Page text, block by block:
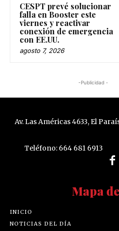
CESPT prevé solucionar
falla en Booster este
viernes y reactivar
conexión de emergencia
con EE.UU.
agosto 7, 2026
-Publicidad -
Av. Las Américas 4633, El
Teléfono: 664 681 6913
Mapa
INICIO
NOTICIAS DEL DÍA